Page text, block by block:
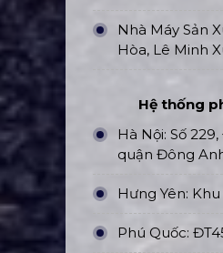
Nhà Máy Sản
Hòa, Lê Minh
Hệ thống
Hà Nội: Số
quận Đông
Hưng Yên:
Phú Quốc: